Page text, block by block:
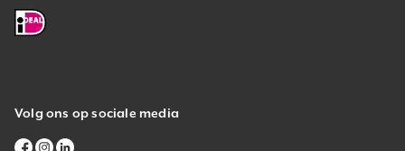
Volg ons op sociale media